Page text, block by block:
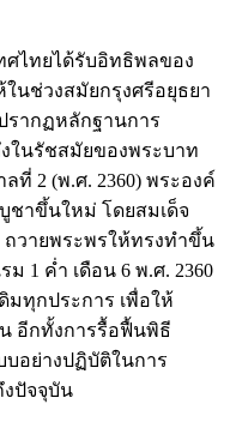
ศไทยได้รับอิทธิพลของ
นช่วงสมัยกรุงศรีอยุธยา
ากฏหลักฐานการ
ในรัชสมัยของพระบาท
ที่ 2 (พ.ศ. 2360) พระองค์
าขึ้นใหม่ โดยสมเด็จ
วายพระพรให้ทรงทำขึ้น
1 ค่ำ เดือน 6 พ.ศ. 2360
มทุกประการ เพื่อให้
อีกทั้งการรื้อฟื้นพิธี
อย่างปฏิบัติในการ
ปัจจุบัน